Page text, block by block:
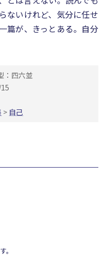
ないけれど、気分に任せ
篇が、きっとある。自分
：四六並
> 自己
。